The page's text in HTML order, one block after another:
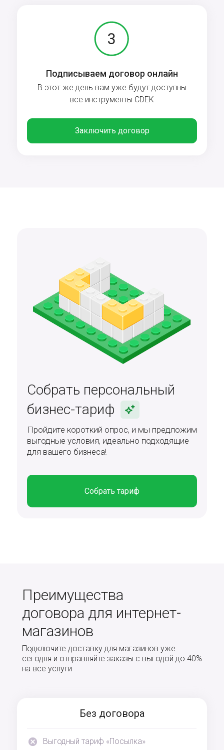
Подписываем договор онлайн
В этот же день вам уже будут доступны
все инструменты CDEK
Заключить договор
Собрать персональный
бизнес-тариф
Пройдите короткий опрос, и мы предложим
выгодные условия, идеально подходящие
для вашего бизнеса!
Собрать тариф
Преимущества
договора для интернет-
магазинов
Подключите доставку для магазинов уже
сегодня и отправляйте заказы с выгодой до 40%
на все услуги
Выгодный тариф «Посылка»
Без договора